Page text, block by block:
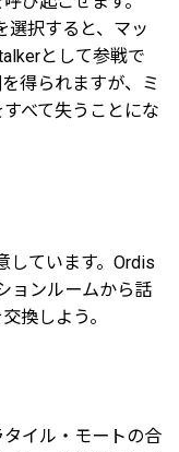
選択すると、マッ
として参戦で
得られますが、ミ
べて失うことにな
しています。Ordis
ョンルームから話
換しよう。
タイル・モートの合